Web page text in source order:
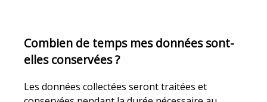
Combien de temps mes données sont-
elles conservées ?
Les données collectées seront traitées et